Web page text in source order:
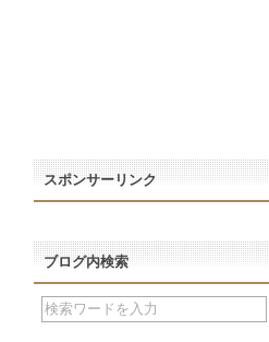
スポンサーリンク
ブログ内検索